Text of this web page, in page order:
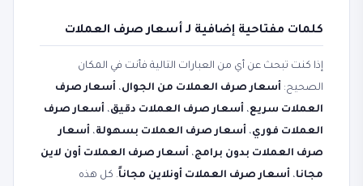
كلمات مفتاحية إضافية لـ أسعار صرف العملات
إذا كنت تبحث عن أي من العبارات التالية فأنت في المكان
الصحيح: أسعار صرف العملات من الجوال، أسعار صرف
العملات سريع، أسعار صرف العملات دقيق، أسعار صرف
العملات فوري، أسعار صرف العملات بسهولة، أسعار
صرف العملات بدون برامج، أسعار صرف العملات أون لاين
مجانا، أسعار صرف العملات أونلاين مجاناً. كل هذه